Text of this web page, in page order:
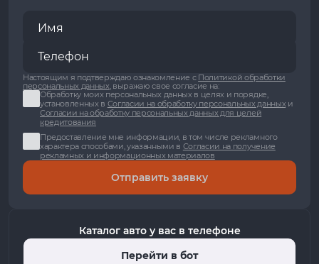
Настоящим я подтверждаю ознакомление с Политикой обработки
персональных данных, выражаю свое согласие на:
Обработку моих персональных данных в целях и порядке,
установленных в Согласии на обработку персональных данныхи
Согласии на обработку персональных данных для целей
кредитования
Предоставление мне информации, в том числе рекламного
характера способами, указанными в Согласии на получение
рекламных и информационных материалов
Отправить заявку
Каталог авто у вас в телефоне
Перейти в бот